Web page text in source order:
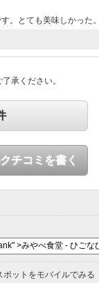
。とても美味しかった。
承ください。
チコミを書く
ポットをモバイルでみる